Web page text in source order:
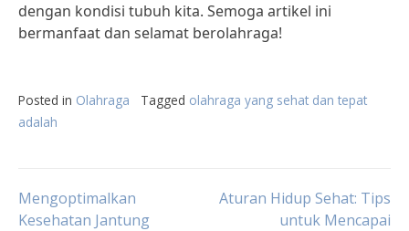
dengan kondisi tubuh kita. Semoga artikel ini
bermanfaat dan selamat berolahraga!
Posted in Olahraga Tagged olahraga yang sehat dan tepat
adalah
Post
Mengoptimalkan
Kesehatan Jantung
Aturan Hidup Sehat: Tips
untuk Mencapai